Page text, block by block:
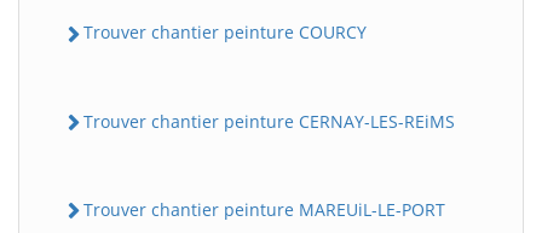
Trouver chantier peinture COURCY
Trouver chantier peinture CERNAY-LES-REiMS
Trouver chantier peinture MAREUiL-LE-PORT